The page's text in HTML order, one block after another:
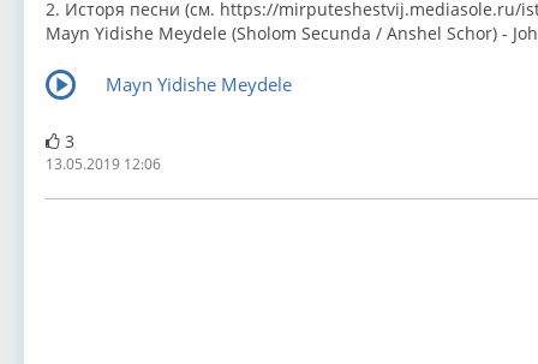
2. Исторя песни (см. ⁣https://mirputeshestvij.mediasole.ru/
Mayn Yidishe Meydele (Sholom Secunda / Anshel Schor) -
Mayn Yidishe Meydele
3
13.05.2019 12:06